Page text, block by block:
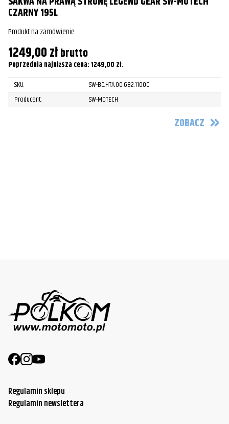
CZARNY 195L
Produkt na zamówienie
1249,00złbrutto
Poprzednia najniższa cena:1249,00 zł.
SKU:
SW-BC.HTA.00.682.11000
Producent:
SW-MOTECH
ZOBACZ
Regulamin sklepu
Regulamin newslettera